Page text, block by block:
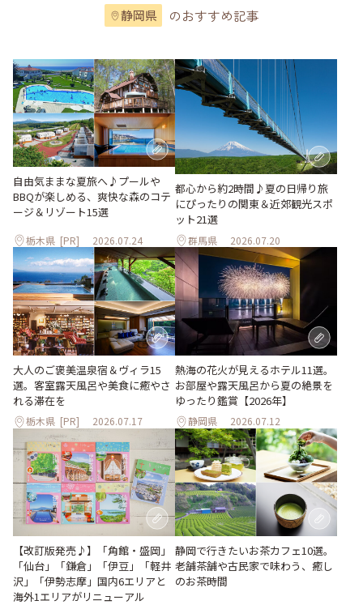
静岡県 のおすすめ記事
自由気ままな夏旅へ♪プールや
BBQが楽しめる、爽快な森のコテ
ージ＆リゾート15選
栃木県 [PR] 2026.07.24
都心から約2時間♪夏の日帰り旅
にぴったりの関東＆近郊観光スポ
ット21選
群馬県 2026.07.20
大人のご褒美温泉宿＆ヴィラ15
選。客室露天風呂や美食に癒やさ
れる滞在を
栃木県 [PR] 2026.07.17
熱海の花火が見えるホテル11選。
お部屋や露天風呂から夏の絶景を
ゆったり鑑賞【2026年】
静岡県 2026.07.12
【改訂版発売♪】「角館・盛岡」
「仙台」「鎌倉」「伊豆」「軽井
沢」「伊勢志摩」国内6エリアと
海外1エリアがリニューアル
静岡で行きたいお茶カフェ10選。
老舗茶舗や古民家で味わう、癒し
のお茶時間